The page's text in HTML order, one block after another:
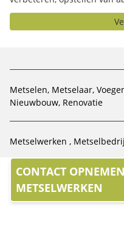
het door u geselecteerde
Metselen, Metselaar,
Nieuwbouw, Renovatie
Metselwerken
CONTACT
METSELWERKEN